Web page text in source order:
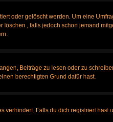
oder gelöscht werden. Um eine
, falls jedoch schon jemand
Beiträge zu lesen oder zu
berechtigten Grund dafür hast.
Falls du dich registriert